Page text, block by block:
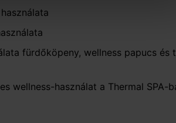
fürdőköpeny, wellness papucs és
wellness-használat a Thermal SPA-